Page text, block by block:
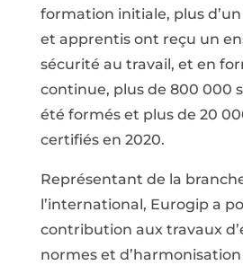
formation initiale, plus d’un
et apprentis ont reçu un
sécurité au travail, et en
continue, plus de 800 000
été formés et plus de 20
certifiés en 2020.
Représentant de la
l’international, Eurogip a
contribution aux travaux
normes et